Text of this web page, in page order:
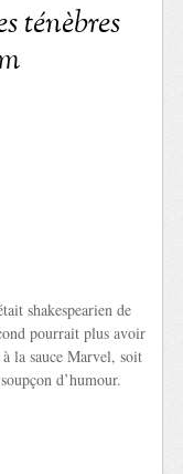
ténèbres
shakespearien de
pourrait plus avoir
la sauce Marvel, soit
d’humour.